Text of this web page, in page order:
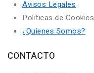
Avisos Legales
Politicas de Cookies
¿Quienes Somos?
CONTACTO